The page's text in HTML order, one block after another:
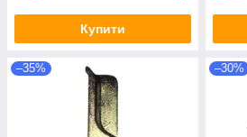
Купити
–35% –30%